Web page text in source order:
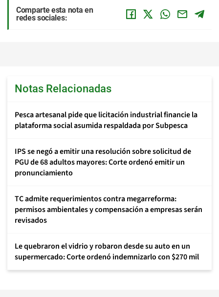
Comparte esta nota en
redes sociales:
Notas Relacionadas
Pesca artesanal pide que licitación industrial financie la
plataforma social asumida respaldada por Subpesca
IPS se negó a emitir una resolución sobre solicitud de
PGU de 68 adultos mayores: Corte ordenó emitir un
pronunciamiento
TC admite requerimientos contra megarreforma:
permisos ambientales y compensación a empresas serán
revisados
Le quebraron el vidrio y robaron desde su auto en un
supermercado: Corte ordenó indemnizarlo con $270 mil